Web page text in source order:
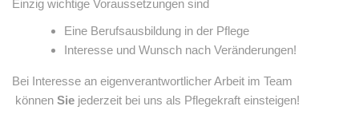
Einzig wichtige Voraussetzungen sind
Eine Berufsausbildung in der Pflege
Interesse und Wunsch nach Veränderungen!
Bei Interesse an eigenverantwortlicher Arbeit im Team
können Sie jederzeit bei uns als Pflegekraft einsteigen!